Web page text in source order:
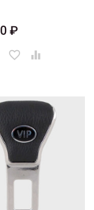
₽
favorite_border 